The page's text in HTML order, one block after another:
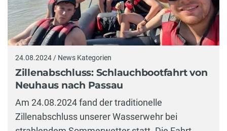
24.08.2024 / News Kategorien
Zillenabschluss: Schlauchbootfahrt von
Neuhaus nach Passau
Am 24.08.2024 fand der traditionelle
Zillenabschluss unserer Wasserwehr bei